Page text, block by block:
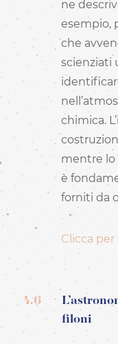
ne
esempio,
che
scienziati
chimica.
mentre lo
è
forniti da
Clicca
4.6
filoni